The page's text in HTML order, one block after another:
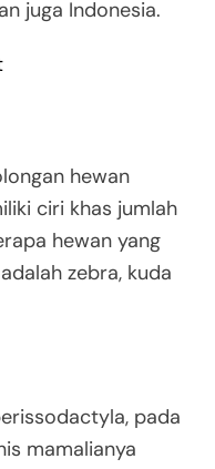
juga Indonesia.
hewan
ciri khas jumlah
hewan yang
zebra, kuda
pada
mamalianya